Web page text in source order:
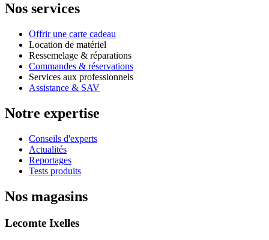
Nos services
Offrir une carte cadeau
Location de matériel
Ressemelage & réparations
Commandes & réservations
Services aux professionnels
Assistance & SAV
Notre expertise
Conseils d'experts
Actualités
Reportages
Tests produits
Nos magasins
Lecomte Ixelles